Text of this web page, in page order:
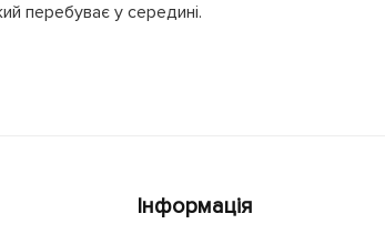
перебуває у середині.
Інформація